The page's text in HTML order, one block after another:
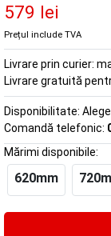
579 lei
Prețul include TVA
Livrare prin curier:
Livrare gratuită
Disponibilitate:
Comandă telefonic:
Mărimi disponibile:
620mm